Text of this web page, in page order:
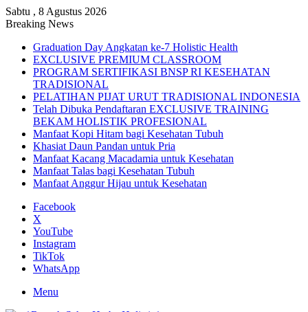
Sabtu , 8 Agustus 2026
Breaking News
Graduation Day Angkatan ke-7 Holistic Health
EXCLUSIVE PREMIUM CLASSROOM
PROGRAM SERTIFIKASI BNSP RI KESEHATAN
TRADISIONAL
PELATIHAN PIJAT URUT TRADISIONAL INDONESIA
Telah Dibuka Pendaftaran EXCLUSIVE TRAINING
BEKAM HOLISTIK PROFESIONAL
Manfaat Kopi Hitam bagi Kesehatan Tubuh
Khasiat Daun Pandan untuk Pria
Manfaat Kacang Macadamia untuk Kesehatan
Manfaat Talas bagi Kesehatan Tubuh
Manfaat Anggur Hijau untuk Kesehatan
Facebook
X
YouTube
Instagram
TikTok
WhatsApp
Menu